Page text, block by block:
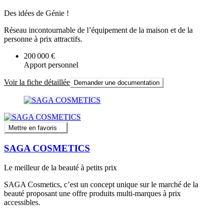
Des idées de Génie !
Réseau incontournable de l’équipement de la maison et de la
personne à prix attractifs.
200 000 €
Apport personnel
Voir la fiche détaillée Demander une documentation
Mettre en favoris
SAGA COSMETICS
Le meilleur de la beauté à petits prix
SAGA Cosmetics, c’est un concept unique sur le marché de la
beauté proposant une offre produits multi-marques à prix
accessibles.